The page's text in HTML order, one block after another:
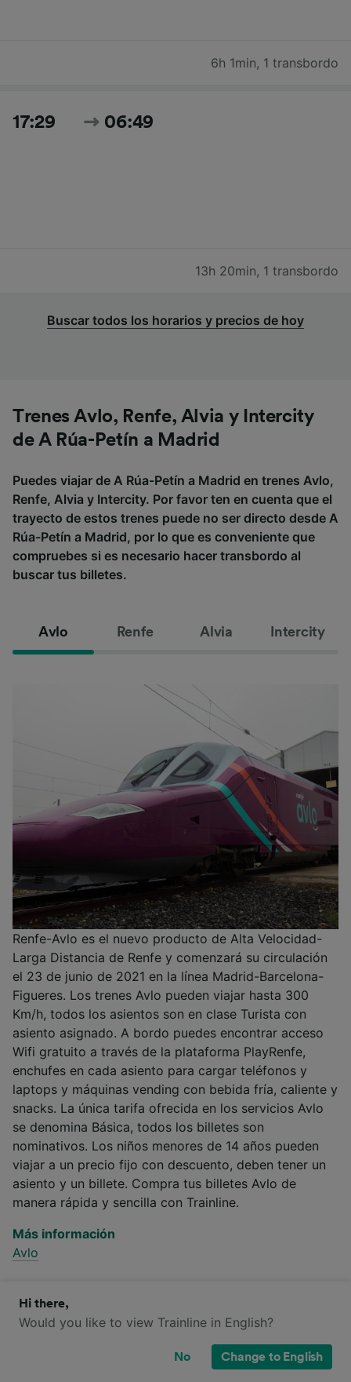
6h 1min, 1 transbordo
17:29 06:49
13h 20min, 1 transbordo
Buscar todos los horarios y precios de hoy
Trenes Avlo, Renfe, Alvia y Intercity
de A Rúa-Petín a Madrid
Puedes viajar de A Rúa-Petín a Madrid en trenes Avlo,
Renfe, Alvia y Intercity. Por favor ten en cuenta que el
trayecto de estos trenes puede no ser directo desde A
Rúa-Petín a Madrid, por lo que es conveniente que
compruebes si es necesario hacer transbordo al
buscar tus billetes.
Avlo Renfe Alvia Intercity
Renfe-Avlo es el nuevo producto de Alta Velocidad-
Larga Distancia de Renfe y comenzará su circulación
el 23 de junio de 2021 en la línea Madrid-Barcelona-
Figueres. Los trenes Avlo pueden viajar hasta 300
Km/h, todos los asientos son en clase Turista con
asiento asignado. A bordo puedes encontrar acceso
Wifi gratuito a través de la plataforma PlayRenfe,
enchufes en cada asiento para cargar teléfonos y
laptops y máquinas vending con bebida fría, caliente y
snacks. La única tarifa ofrecida en los servicios Avlo
se denomina Básica, todos los billetes son
nominativos. Los niños menores de 14 años pueden
viajar a un precio fijo con descuento, deben tener un
asiento y un billete. Compra tus billetes Avlo de
manera rápida y sencilla con Trainline.
Más información
Avlo
¿Qué clases de billetes hay en Avlo y
Alvia para ir de A Rúa-Petín a Madrid?
Hi there,
Would you like to view Trainline in English?
No Change to English